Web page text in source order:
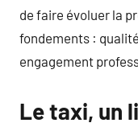
de faire évoluer la
fondements :
engagement
Le taxi, un